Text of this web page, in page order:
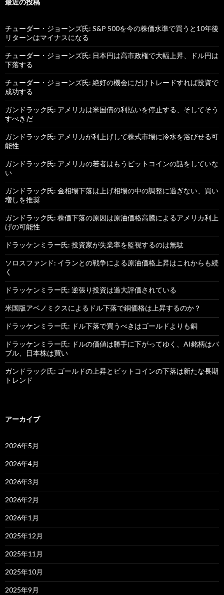
最近の投稿
チューダー・ジョーンズ氏: S&P 500を今の株価水準で買うと10年後
リターンはマイナスになる
チューダー・ジョーンズ氏: 日本円は高市政権で大幅上昇、ドル円は
下落する
チューダー・ジョーンズ氏: 絶好の機会にだけトレードすれば投資で
成功する
ガンドラック氏: アメリカは米国債の利払いを停止する、そしてそう
すべきだ
ガンドラック氏: アメリカが利上げして株式市場に冷水を浴びせる可
能性
ガンドラック氏: アメリカの若者はもうビットコインの話をしていな
い
ガンドラック氏: 金相場下落は上げ相場の中の調整に過ぎない、買い
増しを推奨
ガンドラック氏: 株価下落の原因は原油価格高騰によるアメリカ利上
げの可能性
ドラッケンミラー氏: 投資家が失業率を監視するのは無駄
ソロスファンド: イランとの戦争による原油価格上昇はこれからも続
く
ドラッケンミラー氏: 逆張り投資は過大評価されている
米国版アベノミクスによるドル下落で銅価格は上昇するのか？
ドラッケンミラー氏: ドル下落で買うべきはゴールドよりも銅
ドラッケンミラー氏: ドルの価値は勝手に下がってゆく、AI銘柄はバ
ブル、日本株は買い
ガンドラック氏: ゴールドの上昇とビットコインの下落は新たな長期
トレンド
アーカイブ
2026年5月
2026年4月
2026年3月
2026年2月
2026年1月
2025年12月
2025年11月
2025年10月
2025年9月